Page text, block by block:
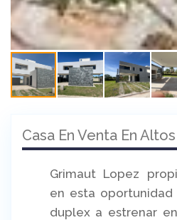
Casa En Venta En
Grimaut Lopez
en esta
duplex a estrenar